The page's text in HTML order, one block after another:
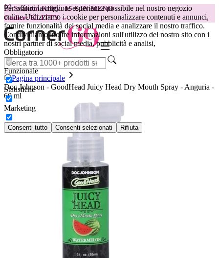
Per offrirti la migliore esperienza possibile nel nostro negozio
online.Utilizziamo i cookie per personalizzare contenuti e annunci,
fornire funzionalità dei social media e analizzare il nostro traffico.
Condividiamo inoltre informazioni sull'utilizzo del nostro sito con i
nostri partner di social media, pubblicità e analisi,
Obbligatorio
Funzionale
Statistiche
Marketing
Consenti tutto Consenti selezionati Rifiuta
😽Svakom Klitty: 15 € IN MENO
Codice: KLITTY →
Pagina principale
Doc Johnson - GoodHead Juicy Head Dry Mouth Spray - Anguria -
60 ml